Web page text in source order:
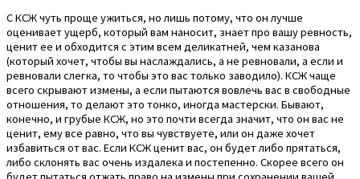
С КСЖ чуть проще ужиться, но лишь потому, что он лучше
оценивает ущерб, который вам наносит, знает про вашу ревность,
ценит ее и обходится с этим всем деликатней, чем казанова
(который хочет, чтобы вы наслаждались, а не ревновали, а если и
ревновали слегка, то чтобы это вас только заводило). КСЖ чаще
всего скрывают измены, а если пытаются вовлечь вас в свободные
отношения, то делают это тонко, иногда мастерски. Бывают,
конечно, и грубые КСЖ, но это почти всегда значит, что он вас не
ценит, ему все равно, что вы чувствуете, или он даже хочет
избавиться от вас. Если КСЖ ценит вас, он будет либо прятаться,
либо склонять вас очень издалека и постепенно. Скорее всего он